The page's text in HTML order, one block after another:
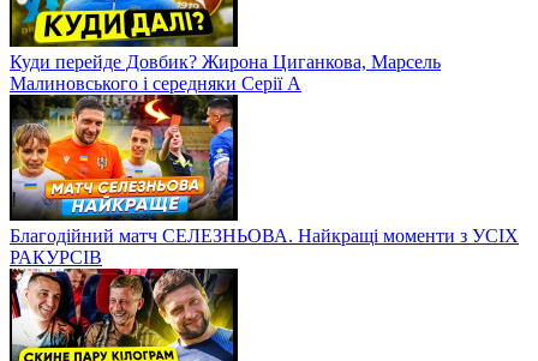
Куди перейде Довбик? Жирона Циганкова, Марсель
Малиновського і середняки Серії А
Благодійний матч СЕЛЕЗНЬОВА. Найкращі моменти з УСІХ
РАКУРСІВ